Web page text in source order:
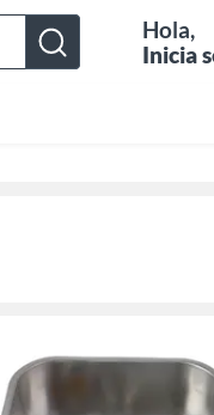
Hola,
Inicia